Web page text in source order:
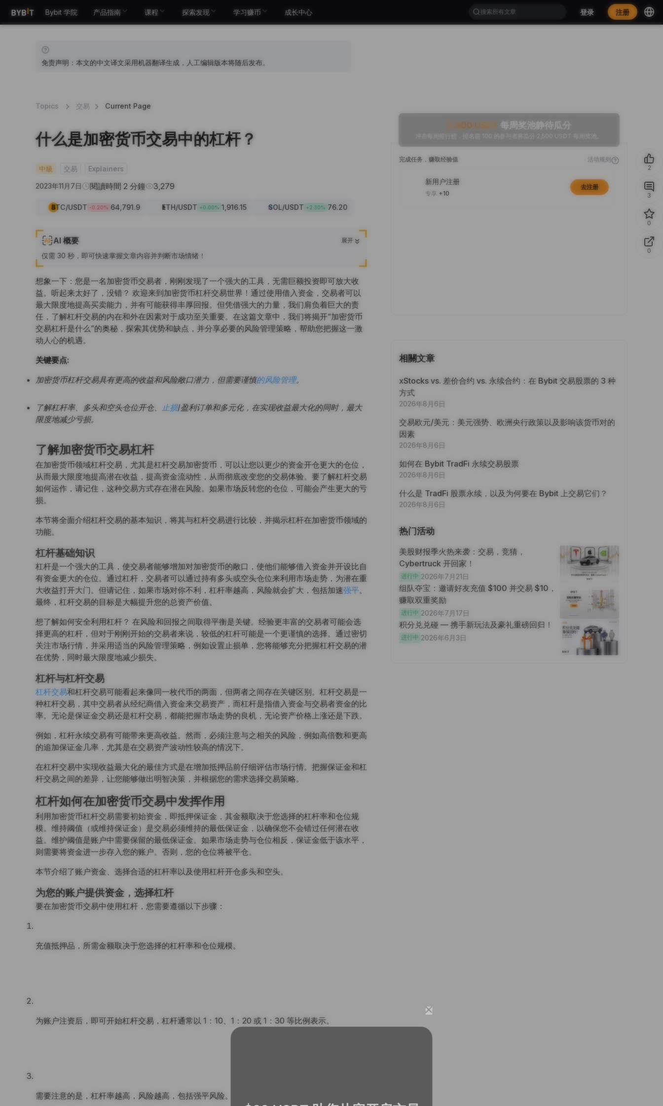
Bybit 学院 产品指南 课程 探索发现 学习赚币 成长中心 登录 注册
免责声明：本文的中文译文采用机器翻译生成，人工编辑版本将随后发布。
Topics 交易 Current Page
什么是加密货币交易中的杠杆？
中級 交易 Explainers
2023年11月7日 閱讀時間 2 分鐘 3,279
BTC/USDT -0.20% 64,791.9 ETH/USDT +0.00% 1,916.15 SOL/USDT +2.30% 76.20
AI 概要 展开
仅需 30 秒，即可快速掌握文章内容并判断市场情绪！
想象一下：您是一名加密货币交易者，刚刚发现了一个强大的工具，无需巨额投资即可放大收
益。听起来太好了，没错？ 欢迎来到加密货币杠杆交易世界！通过使用借入资金，交易者可以
最大限度地提高买卖能力，并有可能获得丰厚回报。但凭借强大的力量，我们肩负着巨大的责
任，了解杠杆交易的内在和外在因素对于成功至关重要。在这篇文章中，我们将揭开“加密货币
交易杠杆是什么”的奥秘，探索其优势和缺点，并分享必要的风险管理策略，帮助您把握这一激
动人心的机遇。
关键要点:
加密货币杠杆交易具有更高的收益和风险敞口潜力，但需要谨慎的风险管理。
了解杠杆率、多头和空头仓位开仓、 止损/盈利订单和多元化，在实现收益最大化的同时，最大
限度地减少亏损。
了解加密货币交易杠杆
在加密货币领域杠杆交易，尤其是杠杆交易加密货币，可以让您以更少的资金开仓更大的仓位，
从而最大限度地提高潜在收益，提高资金流动性，从而彻底改变您的交易体验。要了解杠杆交易
如何运作，请记住，这种交易方式存在潜在风险。如果市场反转您的仓位，可能会产生更大的亏
损。
本节将全面介绍杠杆交易的基本知识，将其与杠杆交易进行比较，并揭示杠杆在加密货币领域的
功能。
杠杆基础知识
杠杆是一个强大的工具，使交易者能够增加对加密货币的敞口，使他们能够借入资金并开设比自
有资金更大的仓位。通过杠杆，交易者可以通过持有多头或空头仓位来利用市场走势，为潜在重
大收益打开大门。但请记住，如果市场对你不利，杠杆率越高，风险就会扩大，包括加速强平。
最终，杠杆交易的目标是大幅提升您的总资产价值。
想了解如何安全利用杠杆？ 在风险和回报之间取得平衡是关键。经验更丰富的交易者可能会选
择更高的杠杆，但对于刚刚开始的交易者来说，较低的杠杆可能是一个更谨慎的选择。通过密切
关注市场行情，并采用适当的风险管理策略，例如设置止损单，您将能够充分把握杠杆交易的潜
在优势，同时最大限度地减少损失。
杠杆与杠杆交易
杠杆交易和杠杆交易可能看起来像同一枚代币的两面，但两者之间存在关键区别。杠杆交易是一
种杠杆交易，其中交易者从经纪商借入资金来交易资产，而杠杆是指借入资金与交易者资金的比
率。无论是保证金交易还是杠杆交易，都能把握市场走势的良机，无论资产价格上涨还是下跌。
例如，杠杆永续交易有可能带来更高收益。然而，必须注意与之相关的风险，例如高倍数和更高
的追加保证金几率，尤其是在交易资产波动性较高的情况下。
在杠杆交易中实现收益最大化的最佳方式是在增加抵押品前仔细评估市场行情。把握保证金和杠
杆交易之间的差异，让您能够做出明智决策，并根据您的需求选择交易策略。
杠杆如何在加密货币交易中发挥作用
利用加密货币杠杆交易需要初始资金，即抵押保证金，其金额取决于您选择的杠杆率和仓位规
模。维持阈值（或维持保证金）是交易必须维持的最低保证金，以确保您不会错过任何潜在收
益。维护阈值是账户中需要保留的最低保证金。如果市场走势与仓位相反，保证金低于该水平，
则需要将资金进一步存入您的账户。否则，您的仓位将被平仓。
本节介绍了账户资金、选择合适的杠杆率以及使用杠杆开仓多头和空头。
为您的账户提供资金，选择杠杆
要在加密货币交易中使用杠杆，您需要遵循以下步骤：
充值抵押品，所需金额取决于您选择的杠杆率和仓位规模。
为账户注资后，即可开始杠杆交易，杠杆通常以 1：10、1：20 或 1：30 等比例表示。
需要注意的是，杠杆率越高，风险越高，包括强平风险。
2,500 USDT 每周奖池静待瓜分
冲击每周排行榜，排名前 100 的参与者将瓜分 2,500 USDT 每周奖池。
完成任务，赚取经验值 活动规则
新用户注册
专享 +10
去注册
相關文章
xStocks vs. 差价合约 vs. 永续合约：在 Bybit 交易股票的 3 种
方式
2026年8月6日
交易欧元/美元：美元强势、欧洲央行政策以及影响该货币对的
因素
2026年8月6日
如何在 Bybit TradFi 永续交易股票
2026年8月6日
什么是 TradFi 股票永续，以及为何要在 Bybit 上交易它们？
2026年8月6日
热门活动
美股财报季火热来袭：交易，竞猜，
Cybertruck 开回家！
进行中 2026年7月21日
组队夺宝：邀请好友充值 $100 并交易 $10，
赚取双重奖励
进行中 2026年7月17日
积分兑兑碰 — 携手新玩法及豪礼重磅回归！
进行中 2026年6月3日
2
3
0
0